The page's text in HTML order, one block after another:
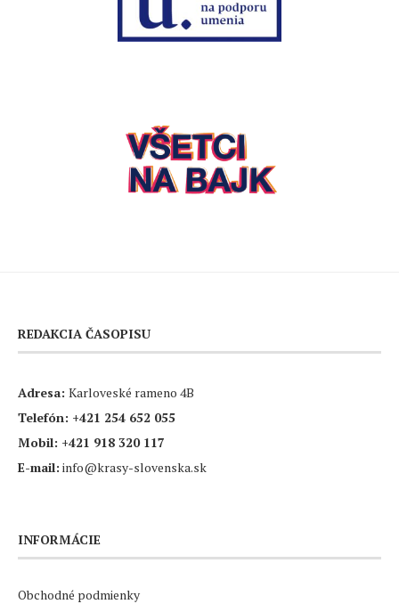
REDAKCIA ČASOPISU
Adresa: Karloveské rameno 4B
Telefón: +421 254 652 055
Mobil: +421 918 320 117
E-mail: info@krasy-slovenska.sk
INFORMÁCIE
Obchodné podmienky